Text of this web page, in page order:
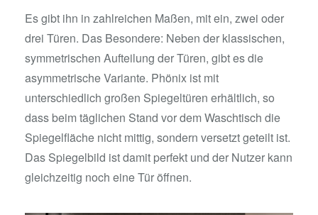
Es gibt ihn in zahlreichen Maßen, mit ein, zwei oder
drei Türen. Das Besondere: Neben der klassischen,
symmetrischen Aufteilung der Türen, gibt es die
asymmetrische Variante. Phönix ist mit
unterschiedlich großen Spiegeltüren erhältlich, so
dass beim täglichen Stand vor dem Waschtisch die
Spiegelfläche nicht mittig, sondern versetzt geteilt ist.
Das Spiegelbild ist damit perfekt und der Nutzer kann
gleichzeitig noch eine Tür öffnen.